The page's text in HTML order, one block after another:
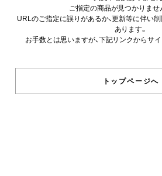
ベストセラー
コレクション
ご指定の商品が見つかりませ
URLのご指定に誤りがあるか、更新等に伴い
あります。
お手数とは思いますが、下記リンクからサ
トップページへ